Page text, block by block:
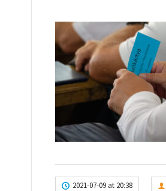
2021-07-09 at 20:38